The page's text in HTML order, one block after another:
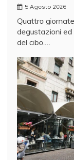
5 Agosto 2026
Quattro
degustazioni
del cibo.…